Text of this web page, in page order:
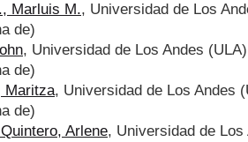
Marluis M., Universidad de Los
de)
, Universidad de Los Andes
de)
Maritza, Universidad de Los Andes
de)
Arlene, Universidad de